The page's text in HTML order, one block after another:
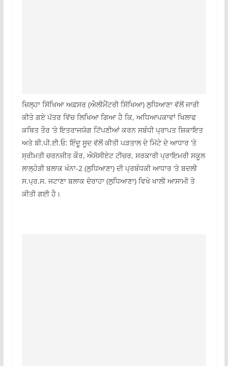
ਜ਼ਿਲ੍ਹਾ ਸਿੱਖਿਆ ਅਫ਼ਸਰ (ਐਲੀਮੈਂਟਰੀ ਸਿੱਖਿਆ) ਲੁਧਿਆਣਾ ਵੱਲੋਂ ਜਾਰੀ
ਕੀਤੇ ਗਏ ਪੱਤਰ ਵਿੱਚ ਲਿਖਿਆ ਗਿਆ ਹੈ ਕਿ, ਅਧਿਆਪਕਾਵਾਂ ਖਿਲਾਫ
ਕਥਿਤ ਤੌਰ ‘ਤੇ ਇਤਰਾਜਯੋਗ ਟਿੱਪਣੀਆਂ ਕਰਨ ਸਬੰਧੀ ਪ੍ਰਾਪਤ ਸ਼ਿਕਾਇਤ
ਅਤੇ ਬੀ.ਪੀ.ਈ.ਓ: ਇੰਦੂ ਸੂਦ ਵੱਲੋਂ ਕੀਤੀ ਪੜਤਾਲ ਦੇ ਮਿੱਟੇ ਦੇ ਆਧਾਰ ‘ਤੇ
ਸ੍ਰੀਮਤੀ ਚਰਨਜੀਤ ਕੌਰ, ਐਸੋਸੀਏਟ ਟੀਚਰ, ਸਰਕਾਰੀ ਪ੍ਰਾਇਮਰੀ ਸਕੂਲ
ਲਾਲ੍ਹੇੜੀ ਬਲਾਕ ਖੰਨਾ-2 (ਲੁਧਿਆਣਾ) ਦੀ ਪ੍ਰਬੰਧਕੀ ਆਧਾਰ ‘ਤੇ ਬਦਲੀ
ਸ.ਪ੍ਰ.ਸ. ਜਟਾਣਾ ਬਲਾਕ ਦੋਰਾਹਾ (ਲੁਧਿਆਣਾ) ਵਿਖੇ ਖਾਲੀ ਆਸਾਮੀ ਤੇ
ਕੀਤੀ ਗਈ ਹੈ।